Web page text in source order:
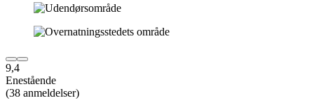
9,4
Enestående
(38 anmeldelser)